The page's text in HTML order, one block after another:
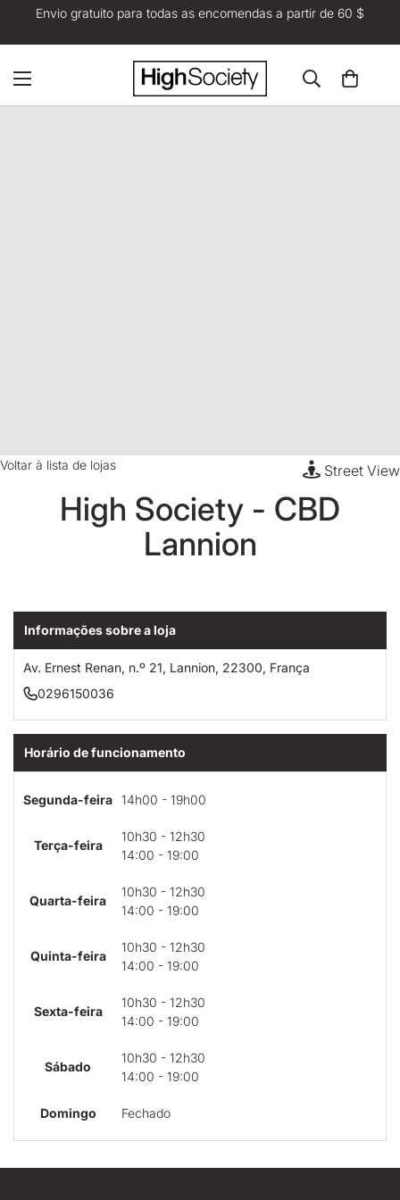
Envio gratuito para todas as encomendas a partir de 60 $
Street View
Voltar à lista de lojas
High Society - CBD
Lannion
Informações sobre a loja
Av. Ernest Renan, n.º 21, Lannion, 22300, França
0296150036
Horário de funcionamento
Segunda-feira 14h00 - 19h00
Terça-feira
10h30 - 12h30
14:00 - 19:00
Quarta-feira
10h30 - 12h30
14:00 - 19:00
Quinta-feira
10h30 - 12h30
14:00 - 19:00
Sexta-feira
10h30 - 12h30
14:00 - 19:00
Sábado
10h30 - 12h30
14:00 - 19:00
Domingo Fechado